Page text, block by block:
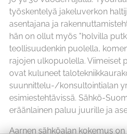
työskentelyä jakeluverkon
asentajana ja
hän on ollut myös "holvilla
teollisuudenkin puolella,
rajojen ulkopuolella. Viimeiset
ovat kuluneet
suunnittelu-/konsultointialan
esimiestehtävissä. Sähkö-
eräänlainen paluu juurille ja
Aarnen sähköalan kokemus